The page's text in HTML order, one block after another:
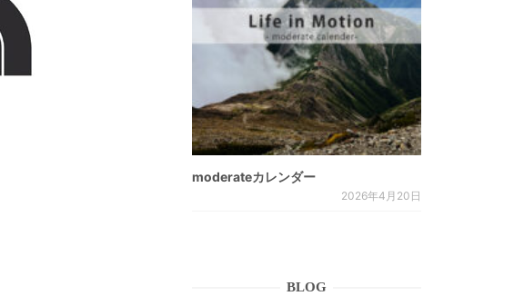
moderateカレンダー
2026年4月20日
BLOG